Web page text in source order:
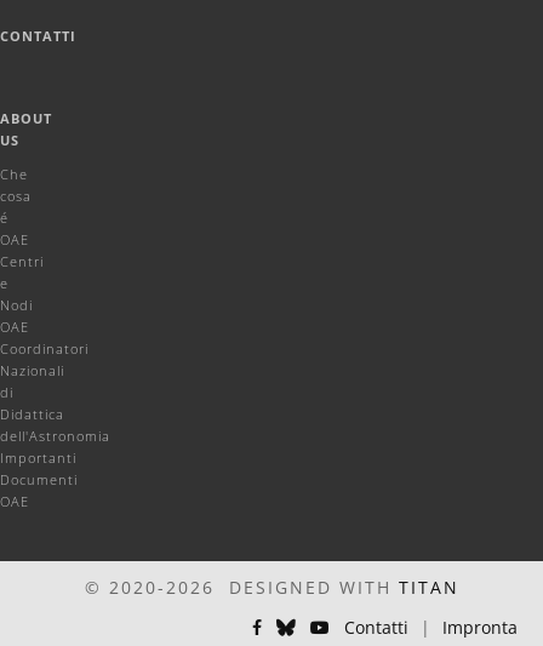
CONTATTI
ABOUT
US
Che
cosa
é
OAE
Centri
e
Nodi
OAE
Coordinatori
Nazionali
di
Didattica
dell'Astronomia
Importanti
Documenti
OAE
© 2020-2026 DESIGNED WITH TITAN
Contatti
| Impronta